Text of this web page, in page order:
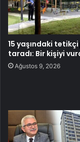
15 yaşındaki tetikçi
taradı: Bir kişiyi
Ağustos 9, 2026